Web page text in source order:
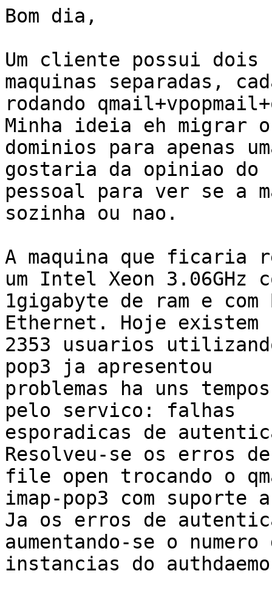
Bom dia,
Um cliente possui dois
maquinas separadas,
rodando
Minha ideia eh migrar
dominios para apenas
gostaria da opiniao do
pessoal para ver se a
sozinha ou nao.
A maquina que ficaria
um Intel Xeon 3.06GHz
1gigabyte de ram e com
Ethernet. Hoje existem
2353 usuarios
pop3 ja apresentou
problemas ha uns
pelo servico: falhas
esporadicas de
Resolveu-se os erros de
file open trocando o
imap-pop3 com suporte a
Ja os erros de
aumentando-se o numero
instancias do